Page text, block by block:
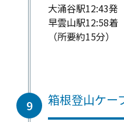
大涌谷駅12:43発
早雲山駅12:58着
（所要約15分）
9 箱根登山ケー